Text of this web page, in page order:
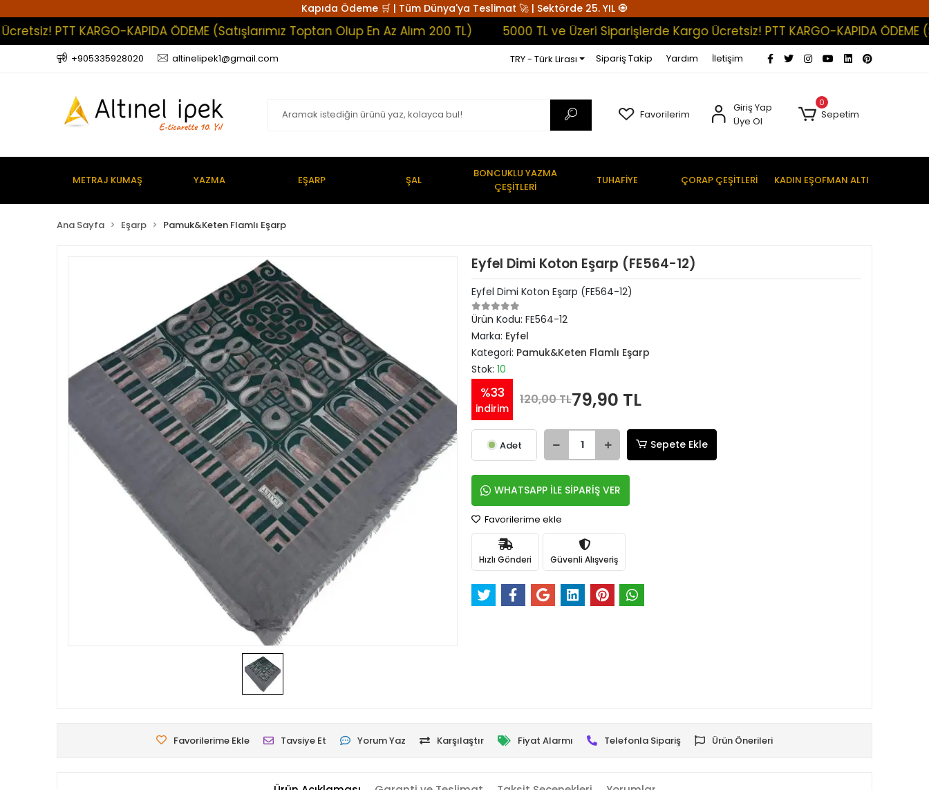
Kapıda Ödeme 🛒 | Tüm Dünya'ya Teslimat 🚀 | Sektörde 25. YIL 🧿
PTT KARGO-KAPIDA ÖDEME (Satışlarımız Toptan Olup En Az Alım 200 TL) 5000 TL ve Üzeri Siparişlerde Kargo Ücretsiz! PTT KARGO-KAPIDA ÖDEME
+905335928020 altinelipek1@gmail.com TRY - Türk Lirası Sipariş Takip Yardım İletişim
Favorilerim
Giriş Yap
Üye Ol
0
Sepetim
METRAJ KUMAŞ YAZMA EŞARP ŞAL
BONCUKLU YAZMA
ÇEŞİTLERİ
TUHAFİYE ÇORAP ÇEŞİTLERİ KADIN EŞOFMAN ALTI
Ana Sayfa Eşarp Pamuk&Keten Flamlı Eşarp
Eyfel Dimi Koton Eşarp (FE564-12)
Eyfel Dimi Koton Eşarp (FE564-12)
Ürün Kodu: FE564-12
Marka: Eyfel
Kategori: Pamuk&Keten Flamlı Eşarp
Stok: 10
%33
indirim
120,00 TL79,90 TL
Adet Sepete Ekle
WHATSAPP İLE SİPARİŞ VER
Favorilerime ekle
Hızlı Gönderi Güvenli Alışveriş
Favorilerime Ekle Tavsiye Et Yorum Yaz Karşılaştır Fiyat Alarmı Telefonla Sipariş Ürün Önerileri